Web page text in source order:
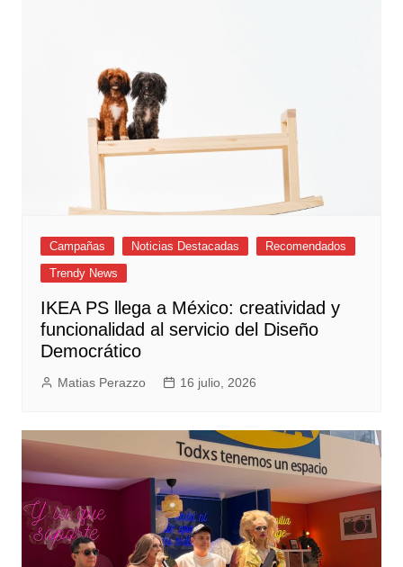
Campañas Noticias Destacadas
Recomendados
Trendy News
IKEA PS llega a México: creatividad y
funcionalidad al servicio del Diseño
Democrático
Matias Perazzo 16 julio, 2026